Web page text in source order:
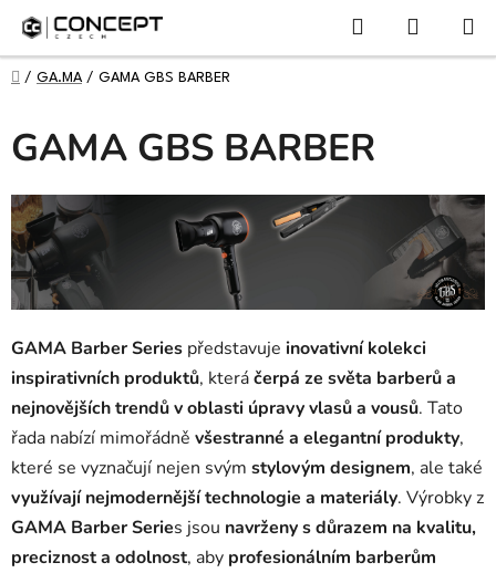
Přejít
obsah
KOŠÍK
DOMŮ
/ GA.MA / GAMA GBS BARBER
GAMA GBS BARBER
GAMA Barber Series představuje inovativní kolekci
inspirativních produktů, kteráčerpá ze světa barberů a
nejnovějších trendů v oblasti úpravy vlasů a vousů. Tato
řada nabízí mimořádně všestranné a elegantní produkty,
které se vyznačují nejen svým stylovým designem, ale také
využívají nejmodernější technologie a materiály. Výrobky z
GAMA Barber Series jsou navrženy s důrazem na kvalitu,
preciznost a odolnost, aby profesionálním barberům